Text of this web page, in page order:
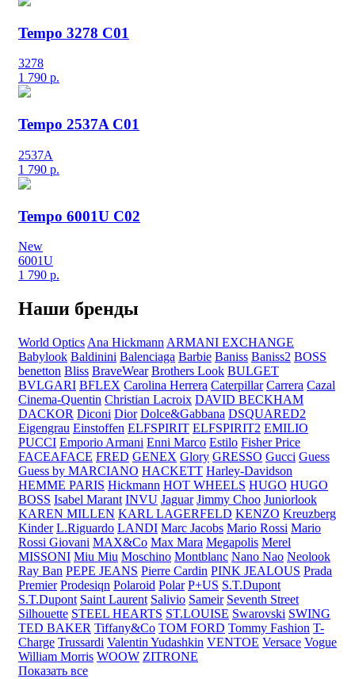
Tempo 3278 C01
3278
1 790 р.
Tempo 2537A C01
2537A
1 790 р.
Tempo 6001U C02
New
6001U
1 790 р.
Наши бренды
World Optics Ana Hickmann ARMANI EXCHANGE
Babylook Baldinini Balenciaga Barbie Baniss Baniss2 BOSS
benetton Bliss BraveWear Brothers Look BULGET
BVLGARI BFLEX Carolina Herrera Caterpillar Carrera Cazal
Cinema-Quentin Christian Lacroix DAVID BECKHAM
DACKOR Diconi Dior Dolce&Gabbana DSQUARED2
Eigengrau Einstoffen ELFSPIRIT ELFSPIRIT2 EMILIO
PUCCI Emporio Armani Enni Marco Estilo Fisher Price
FACEAFACE FRED GENEX Glory GRESSO Gucci Guess
Guess by MARCIANO HACKETT Harley-Davidson
HEMME PARIS Hickmann HOT WHEELS HUGO HUGO
BOSS Isabel Marant INVU Jaguar Jimmy Choo Juniorlook
KAREN MILLEN KARL LAGERFELD KENZO Kreuzberg
Kinder L.Riguardo LANDI Marc Jacobs Mario Rossi Mario
Rossi Giovani MAX&Co Max Mara Megapolis Merel
MISSONI Miu Miu Moschino Montblanc Nano Nao Neolook
Ray Ban PEPE JEANS Pierre Cardin PINK JEALOUS Prada
Premier Prodesiqn Polaroid Polar P+US S.T.Dupont
S.T.Dupont Saint Laurent Salivio Sameir Seventh Street
Silhouette STEEL HEARTS ST.LOUISE Swarovski SWING
TED BAKER Tiffany&Co TOM FORD Tommy Fashion T-
Charge Trussardi Valentin Yudashkin VENTOE Versace Vogue
William Morris WOOW ZITRONE
Показать все